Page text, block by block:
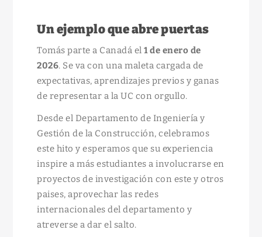
Un ejemplo que abre puertas
Tomás parte a Canadá el1 de enero de
2026. Se va con una maleta cargada de
expectativas, aprendizajes previos y ganas
de representar a la UC con orgullo.
Desde el Departamento de Ingeniería y
Gestión de la Construcción, celebramos
este hito y esperamos que su experiencia
inspire a más estudiantes a involucrarse en
proyectos de investigación con este y otros
paises, aprovechar las redes
internacionales del departamento y
atreverse a dar el salto.